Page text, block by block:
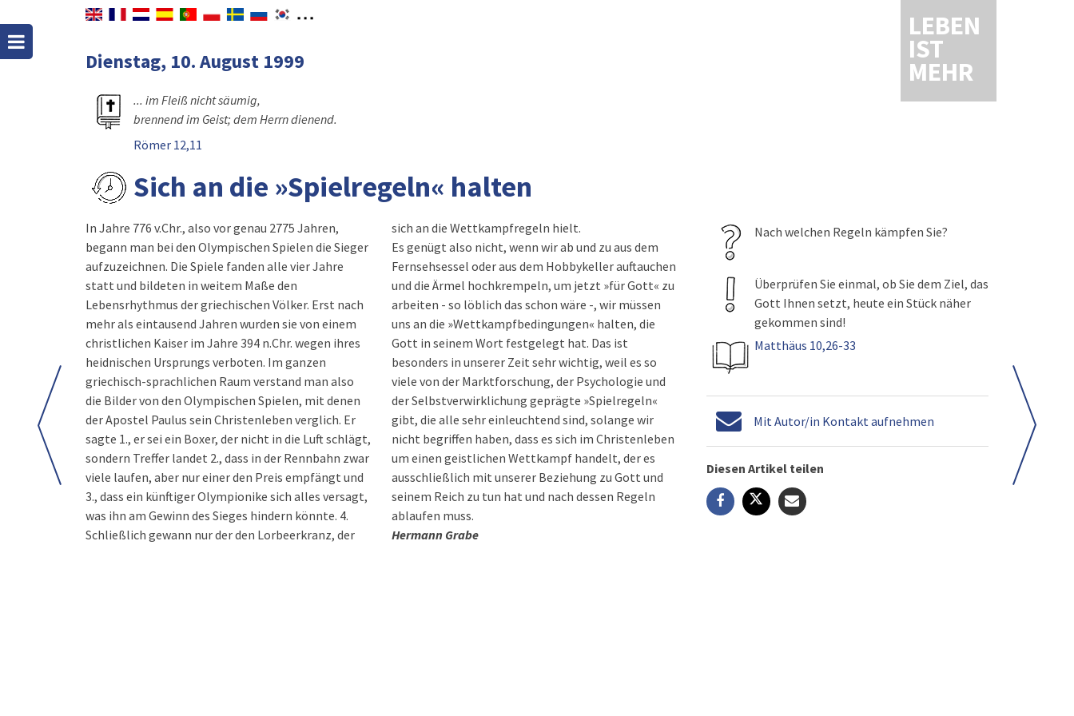
LEBEN
IST
MEHR
Dienstag, 10. August 1999
... im Fleiß nicht säumig,
brennend im Geist; dem Herrn dienend.
Römer 12,11
Sich an die »Spielregeln« halten
In Jahre 776 v.Chr., also vor genau 2775 Jahren,
begann man bei den Olympischen Spielen die Sieger
aufzuzeichnen. Die Spiele fanden alle vier Jahre
statt und bildeten in weitem Maße den
Lebensrhythmus der griechischen Völker. Erst nach
mehr als eintausend Jahren wurden sie von einem
christlichen Kaiser im Jahre 394 n.Chr. wegen ihres
heidnischen Ursprungs verboten. Im ganzen
griechisch-sprachlichen Raum verstand man also
die Bilder von den Olympischen Spielen, mit denen
der Apostel Paulus sein Christenleben verglich. Er
sagte 1., er sei ein Boxer, der nicht in die Luft schlägt,
sondern Treffer landet 2., dass in der Rennbahn zwar
viele laufen, aber nur einer den Preis empfängt und
3., dass ein künftiger Olympionike sich alles versagt,
was ihn am Gewinn des Sieges hindern könnte. 4.
Schließlich gewann nur der den Lorbeerkranz, der
sich an die Wettkampfregeln hielt.
Es genügt also nicht, wenn wir ab und zu aus dem
Fernsehsessel oder aus dem Hobbykeller auftauchen
und die Ärmel hochkrempeln, um jetzt »für Gott« zu
arbeiten - so löblich das schon wäre -, wir müssen
uns an die »Wettkampfbedingungen« halten, die
Gott in seinem Wort festgelegt hat. Das ist
besonders in unserer Zeit sehr wichtig, weil es so
viele von der Marktforschung, der Psychologie und
der Selbstverwirklichung geprägte »Spielregeln«
gibt, die alle sehr einleuchtend sind, solange wir
nicht begriffen haben, dass es sich im Christenleben
um einen geistlichen Wettkampf handelt, der es
ausschließlich mit unserer Beziehung zu Gott und
seinem Reich zu tun hat und nach dessen Regeln
ablaufen muss.
Hermann Grabe
Nach welchen Regeln kämpfen Sie?
Überprüfen Sie einmal, ob Sie dem Ziel, das
Gott Ihnen setzt, heute ein Stück näher
gekommen sind!
Matthäus 10,26-33
Mit Autor/in Kontakt aufnehmen
Diesen Artikel teilen